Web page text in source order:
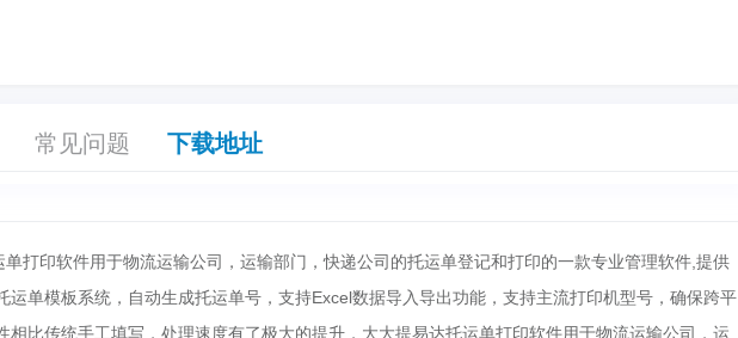
常见问题 下载地址
打印软件用于物流运输公司，运输部门，快递公司的托运单登记和打印的一款专业管理软件,提供
运单模板系统，自动生成托运单号，支持Excel数据导入导出功能，支持主流打印机型号，确保跨平
相比传统手工填写，处理速度有了极大的提升，大大提易达托运单打印软件用于物流运输公司，运